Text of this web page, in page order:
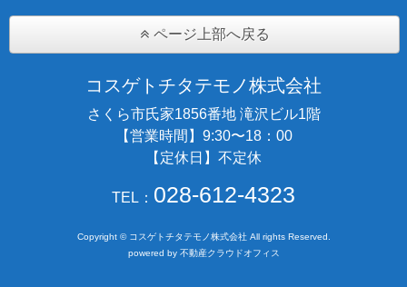
ページ上部へ戻る
コスゲトチタテモノ株式会社
さくら市氏家1856番地 滝沢ビル1階
【営業時間】9:30〜18：00
【定休日】不定休
TEL： 028-612-4323
Copyright © コスゲトチタテモノ株式会社 All rights Reserved.
powered by 不動産クラウドオフィス